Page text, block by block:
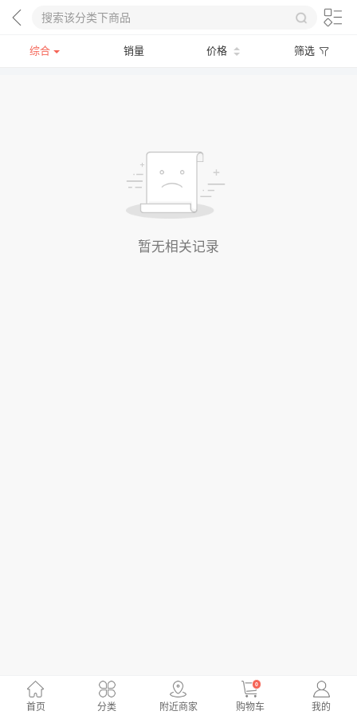
综合 销量 价格 筛选
暂无相关记录
首页 分类 附近商家
0
购物车 我的